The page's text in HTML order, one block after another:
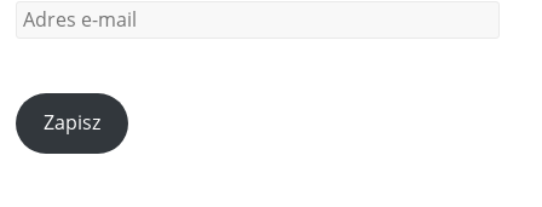
Zapisz